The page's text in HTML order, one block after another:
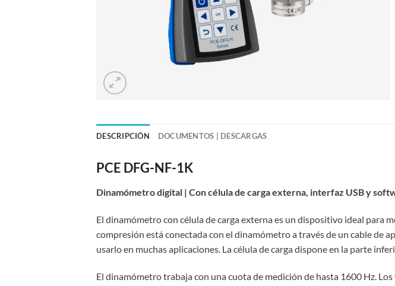
DESCRIPCIÓN DOCUMENTOS | DESCARGAS
PCE DFG-NF-1K
Dinamómetro digital | Con célula de carga externa, interfaz USB y
El dinamómetro con célula de carga externa es un dispositivo ideal para
compresión está conectada con el dinamómetro a través de un cable de
usarlo en muchas aplicaciones. La célula de carga dispone en la parte
El dinamómetro trabaja con una cuota de medición de hasta 1600 Hz.